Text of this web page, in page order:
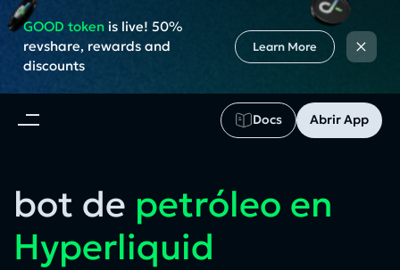
Docs Abrir App
GOOD tokenis live! 50%
revshare, rewards and
discounts
Learn More ×
bot de petróleo en
Hyperliquid